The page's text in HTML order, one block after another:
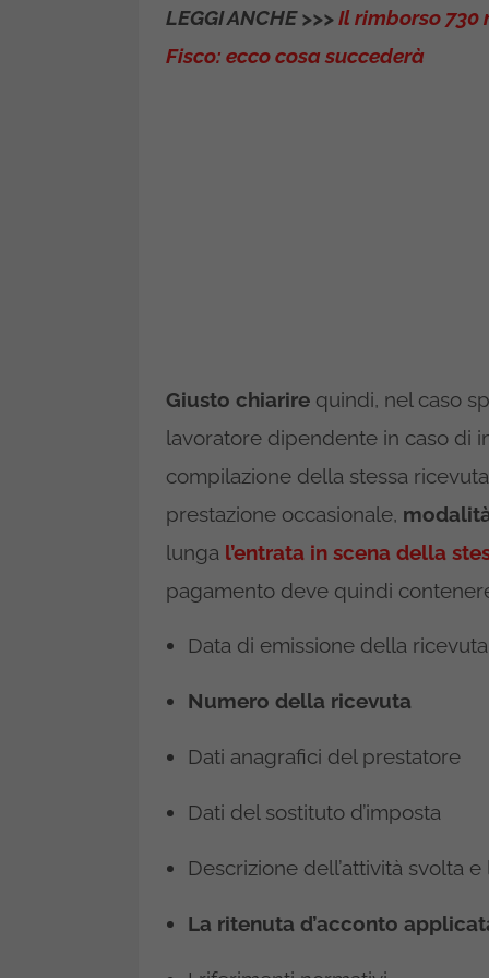
LEGGI ANCHE >>>Il rimborso 730
Fisco: ecco cosa succederà
Giusto chiarire quindi, nel caso
lavoratore dipendente in caso di
compilazione della stessa
prestazione occasionale,
lunga l’entrata in scena della
pagamento deve quindi
Data di emissione della ricevuta
Numero della ricevuta
Dati anagrafici del prestatore
Dati del sostituto d’imposta
Descrizione dell’attività svolta
La ritenuta d’acconto